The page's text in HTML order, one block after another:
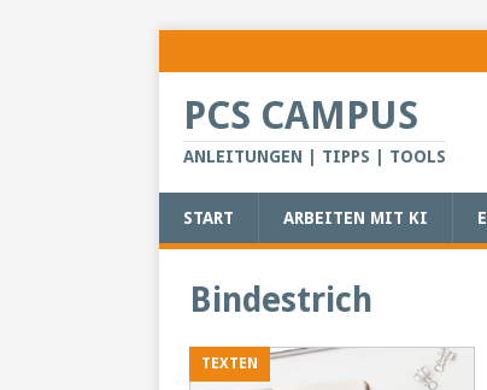
PCS CAMPUS
ANLEITUNGEN | TIPPS | TOOLS
START ARBEITEN MIT KI
Bindestrich
TEXTEN